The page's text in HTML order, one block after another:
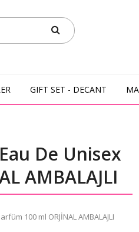
GIFT SET - DECANT
De Unisex
AMBALAJLI
100 ml ORJİNAL AMBALAJLI